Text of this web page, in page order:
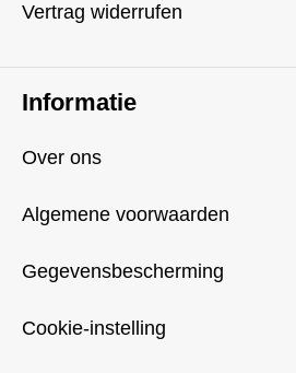
Vertrag widerrufen
Informatie
Over ons
Algemene voorwaarden
Gegevensbescherming
Cookie-instelling